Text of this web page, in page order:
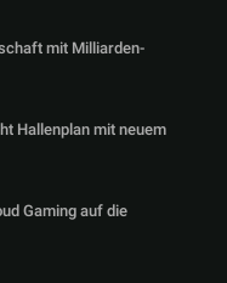
mit Milliarden-
Hallenplan mit neuem
Gaming auf die